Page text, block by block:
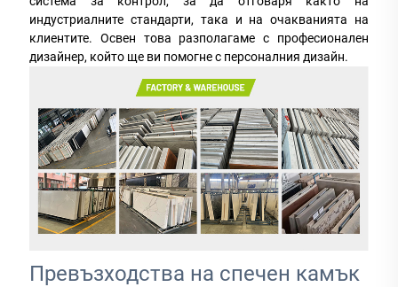
индустриалните стандарти, така и на очакванията на
клиентите. Освен това разполагаме с професионален
дизайнер, който ще ви помогне с персоналния дизайн.
Превъзходства на спечен камък